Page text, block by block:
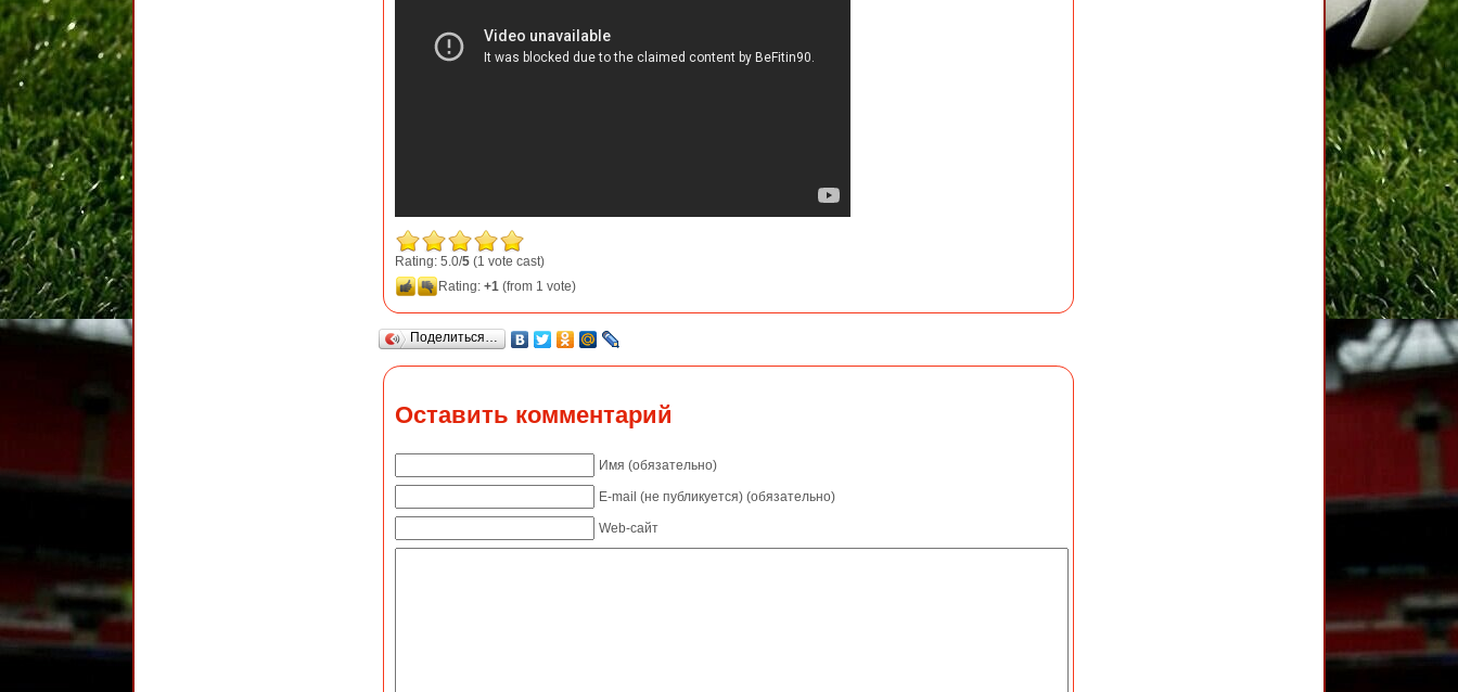
Rating: 5.0/5 (1 vote cast)
Rating: +1 (from 1 vote)
Поделиться…
Оставить комментарий
Имя (обязательно)
E-mail (не публикуется) (обязательно)
Web-сайт